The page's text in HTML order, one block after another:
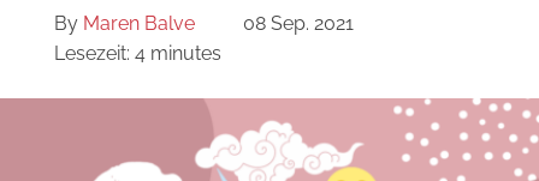
By Maren Balve
08 Sep. 2021
Lesezeit: 4 minutes